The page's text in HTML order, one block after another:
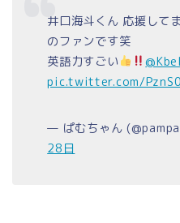
井口海斗くん 応援して
のファンです笑
英語力すごい
pic.twitter.com/
— ぱむちゃん
28日